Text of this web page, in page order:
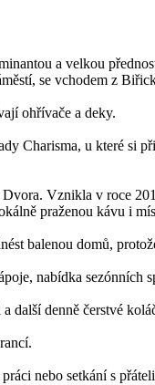
a velkou
se vchodem z
ohřívače a deky.
Charisma, u které si
Vznikla v roce
praženou kávu i
balenou domů,
nabídka
další denně čerstvé
nebo setkání s